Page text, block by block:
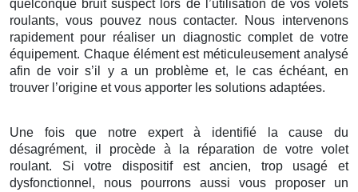
quelconque bruit suspect lors de l’utilisation de vos volets
roulants, vous pouvez nous contacter. Nous intervenons
rapidement pour réaliser un diagnostic complet de votre
équipement. Chaque élément est méticuleusement analysé
afin de voir s’il y a un problème et, le cas échéant, en
trouver l’origine et vous apporter les solutions adaptées.
Une fois que notre expert à identifié la cause du
désagrément, il procède à la réparation de votre volet
roulant. Si votre dispositif est ancien, trop usagé et
dysfonctionnel, nous pourrons aussi vous proposer un